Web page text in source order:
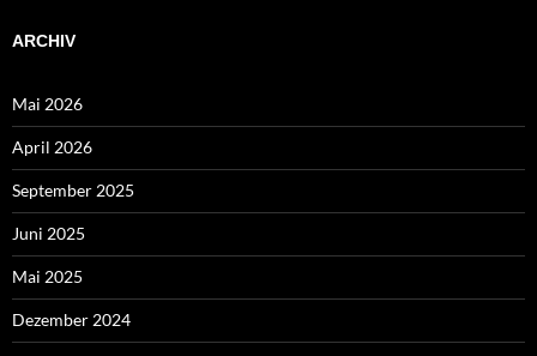
ARCHIV
Mai 2026
April 2026
September 2025
Juni 2025
Mai 2025
Dezember 2024